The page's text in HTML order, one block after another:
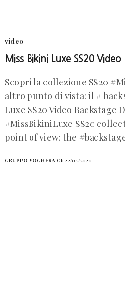
video
Miss Bikini Luxe SS20 Video
Scopri la collezione SS20
altro punto di vista: il #
Luxe SS20 Video Backstage
#MissBikiniLuxe SS20
point of view: the
GRUPPO VOGHERA ON 22/04/2020